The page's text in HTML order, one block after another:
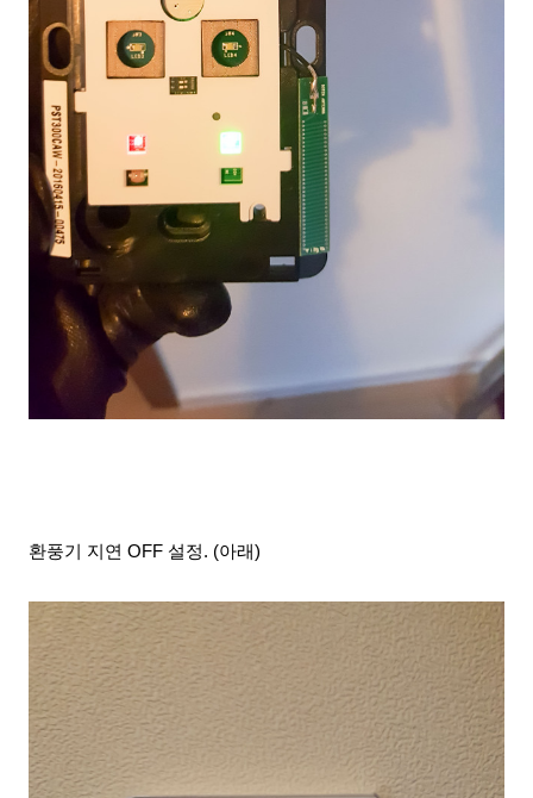
환풍기 지연 OFF 설정. (아래)